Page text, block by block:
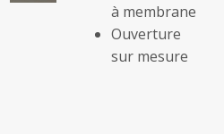
à membrane
Ouverture
sur mesure